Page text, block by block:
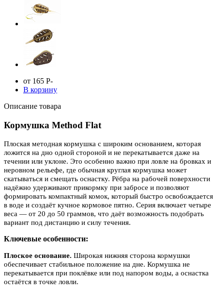
от 165 Р-
В корзину
Описание товара
Кормушка Method Flat
Плоская методная кормушка с широким основанием, которая
ложится на дно одной стороной и не перекатывается даже на
течении или уклоне. Это особенно важно при ловле на бровках и
неровном рельефе, где обычная круглая кормушка может
скатываться и смещать оснастку. Рёбра на рабочей поверхности
надёжно удерживают прикормку при забросе и позволяют
формировать компактный комок, который быстро освобождается
в воде и создаёт кучное кормовое пятно. Серия включает четыре
веса — от 20 до 50 граммов, что даёт возможность подобрать
вариант под дистанцию и силу течения.
Ключевые особенности:
Плоское основание. Широкая нижняя сторона кормушки
обеспечивает стабильное положение на дне. Кормушка не
перекатывается при поклёвке или под напором воды, а оснастка
остаётся в точке ловли.